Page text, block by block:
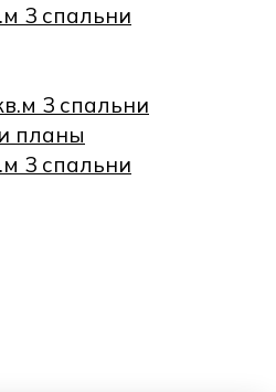
3 спальни
3 спальни